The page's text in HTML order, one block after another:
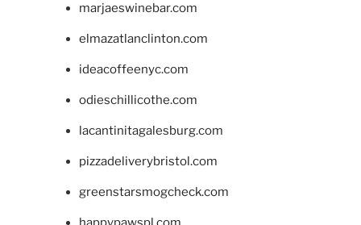
marjaeswinebar.com
elmazatlanclinton.com
ideacoffeenyc.com
odieschillicothe.com
lacantinitagalesburg.com
pizzadeliverybristol.com
greenstarsmogcheck.com